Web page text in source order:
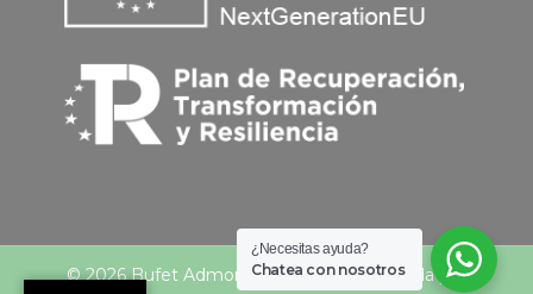
© 2026 Bufet Admon Castillo. Web diseñada por
¿Necesitas ayuda?
Chatea con nosotros